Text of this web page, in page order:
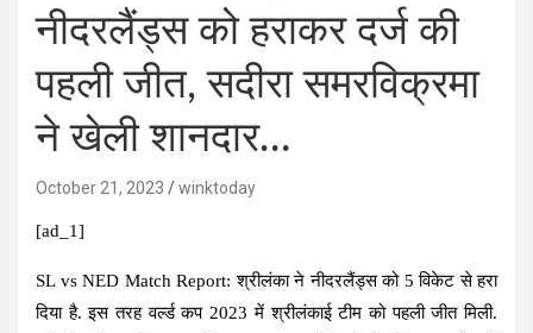
नीदरलैंड्स को हराकर दर्ज की
पहली जीत, सदीरा समरविक्रमा
ने खेली शानदार…
October 21, 2023 winktoday
[ad_1]
SL vs NED Match Report: श्रीलंका ने नीदरलैंड्स को 5 विकेट से हरा
दिया है. इस तरह वर्ल्ड कप 2023 में श्रीलंकाई टीम को पहली जीत मिली.